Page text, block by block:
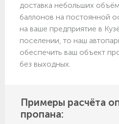
доставка небольших
баллонов на постоянной
на ваше предприятие в
поселении, то наш
обеспечить ваш объект
без выходных.
Примеры расчёта
пропана: